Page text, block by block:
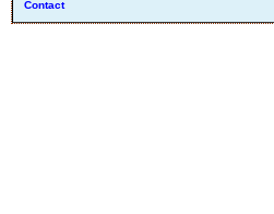
Contact